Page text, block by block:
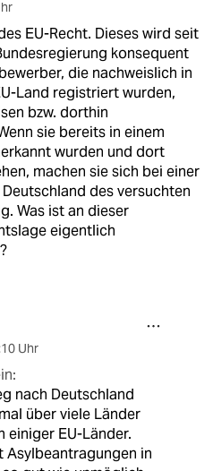
EU-Recht. Dieses wird seit
konsequent
die nachweislich in
Land registriert wurden,
bzw. dorthin
sie bereits in einem
wurden und dort
machen sie sich bei einer
des versuchten
Was ist an dieser
eigentlich
Uhr
nach Deutschland
über viele Länder
einiger EU-Länder.
Asylbeantragungen in